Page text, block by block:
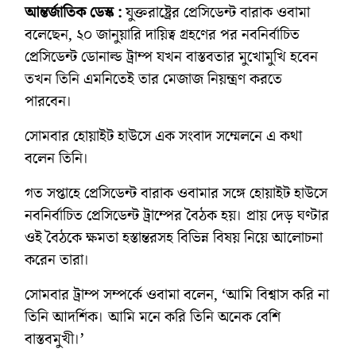
আন্তর্জাতিক ডেস্ক :যুক্তরাষ্ট্রের প্রেসিডেন্ট বারাক ওবামা
বলেছেন, ২০ জানুয়ারি দায়িত্ব গ্রহণের পর নবনির্বাচিত
প্রেসিডেন্ট ডোনাল্ড ট্রাম্প যখন বাস্তবতার মুখোমুখি হবেন
তখন তিনি এমনিতেই তার মেজাজ নিয়ন্ত্রণ করতে
পারবেন।
সোমবার হোয়াইট হাউসে এক সংবাদ সম্মেলনে এ কথা
বলেন তিনি।
গত সপ্তাহে প্রেসিডেন্ট বারাক ওবামার সঙ্গে হোয়াইট হাউসে
নবনির্বাচিত প্রেসিডেন্ট ট্রাম্পের বৈঠক হয়। প্রায় দেড় ঘণ্টার
ওই বৈঠকে ক্ষমতা হস্তান্তরসহ বিভিন্ন বিষয় নিয়ে আলোচনা
করেন তারা।
সোমবার ট্রাম্প সম্পর্কে ওবামা বলেন, ‘আমি বিশ্বাস করি না
তিনি আদর্শিক। আমি মনে করি তিনি অনেক বেশি
বাস্তবমুখী।’